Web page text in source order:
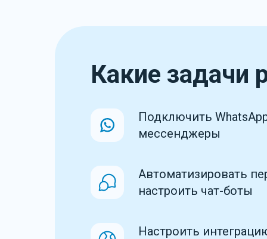
Подключить
мессенджеры
Автоматизировать
настроить чат-боты
Настроить
Какие задачи